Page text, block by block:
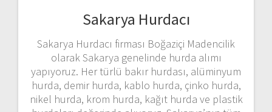
Sakarya Hurdacı
Sakarya Hurdacı firması Boğaziçi Madencilik
olarak Sakarya genelinde hurda alımı
yapıyoruz. Her türlü bakır hurdası, alüminyum
hurda, demir hurda, kablo hurda, çinko hurda,
nikel hurda, krom hurda, kağıt hurda ve plastik